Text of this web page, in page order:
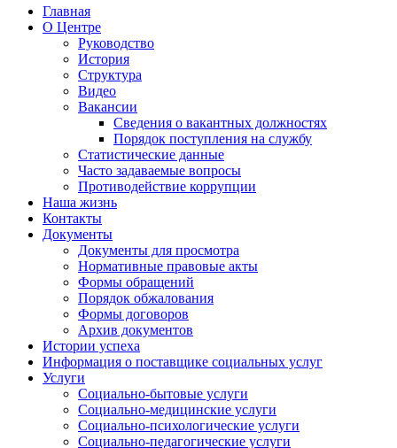
Главная
О Центре
Руководство
История
Структура
Видео
Вакансии
Сведения о вакантных должностях
Порядок поступления на службу
Статистические данные
Часто задаваемые вопросы
Противодействие коррупции
Наша жизнь
Контакты
Документы
Документы для просмотра
Нормативные правовые акты
Формы обращений
Порядок обжалования
Формы договоров
Архив документов
Истории успеха
Информация о поставщике социальных услуг
Услуги
Социально-бытовые услуги
Социально-медицинские услуги
Социально-психологические услуги
Социально-педагогические услуги